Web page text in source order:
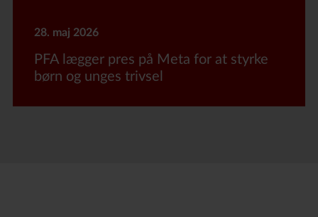
28. maj 2026
PFA lægger pres på Meta for at styrke
børn og unges trivsel